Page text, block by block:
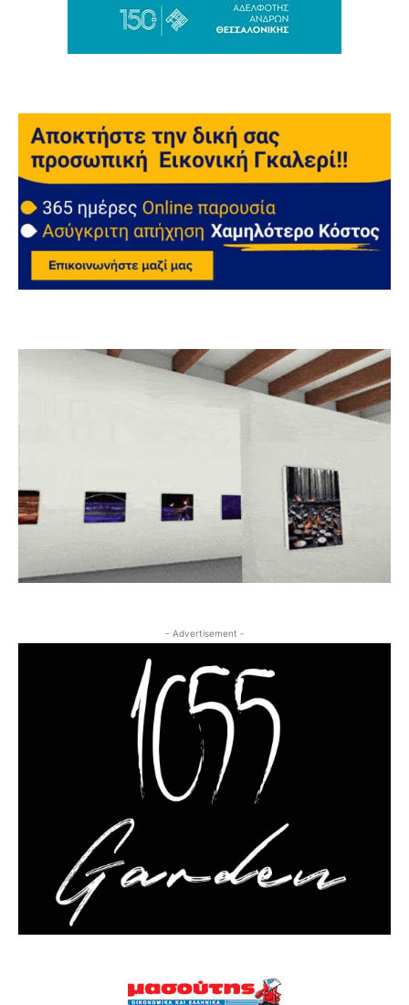
- Advertisement -